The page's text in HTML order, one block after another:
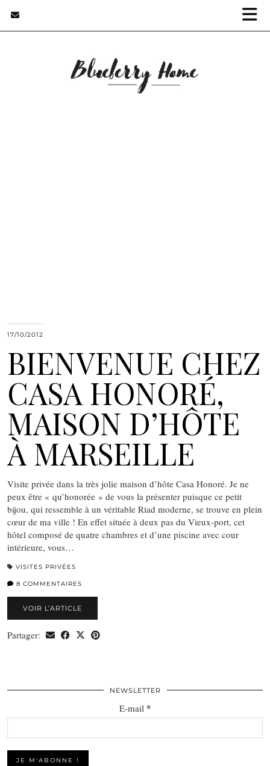
17/10/2012
BIENVENUE CHEZ
CASA HONORÉ,
MAISON D’HÔTE
À MARSEILLE
Visite privée dans la très jolie maison d’hôte Casa Honoré. Je ne
peux être « qu’honorée » de vous la présenter puisque ce petit
bijou, qui ressemble à un véritable Riad moderne, se trouve en plein
cœur de ma ville ! En effet située à deux pas du Vieux-port, cet
hôtel composé de quatre chambres et d’une piscine avec cour
intérieure, vous…
VISITES PRIVÉES
8 COMMENTAIRES
VOIR L’ARTICLE
Partager:
NEWSLETTER
E-mail *